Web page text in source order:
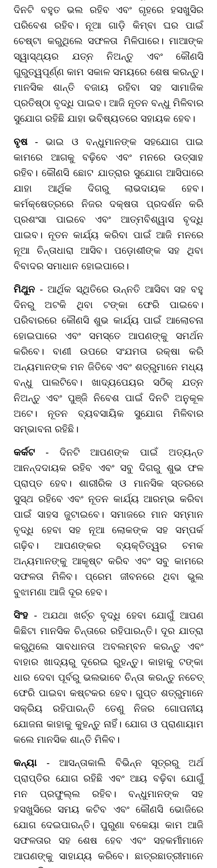
ଦିନଟି ବହୁତ ଭଲ ରହିବ ଏବଂ ଗୃହରେ ହସଖୁସିର
ପରିବେଶ ରହିବ। ନୂଆ ଗାଡ଼ି କିମ୍ବା ଘର ପାଇଁ
ଚେଷ୍ଟା କରୁଥିଲେ ସଫଳତା ମିଳିପାରେ। ମାଆଙ୍କ
ସ୍ୱାସ୍ଥ୍ୟର ଯତ୍ନ ନିଅନ୍ତୁ ଏବଂ କୌଣସି
ଗୁରୁତ୍ୱପୂର୍ଣ୍ଣ କାମ ସକାଳ ସମୟରେ ଶେଷ କରନ୍ତୁ।
ମାନସିକ ଶାନ୍ତି ବଜାୟ ରହିବା ସହ ସାମାଜିକ
ପ୍ରତିଷ୍ଠା ବୃଦ୍ଧି ପାଇବ। ଆଜି ନୂତନ ବନ୍ଧୁ ମିଳିବାର
ସୁଯୋଗ ରହିଛି ଯାହା ଭବିଷ୍ୟତରେ ସହାୟକ ହେବ।
ବୃଷ - ଭାଇ ଓ ବନ୍ଧୁମାନଙ୍କ ସହଯୋଗ ପାଇ
କାମରେ ଆଗକୁ ବଢ଼ିବେ ଏବଂ ମନରେ ଉତ୍ସାହ
ରହିବ। କୌଣସି ଛୋଟ ଯାତ୍ରାର ସୁଯୋଗ ଆସିପାରେ
ଯାହା ଆର୍ଥିକ ଦିଗରୁ ଲାଭଦାୟକ ହେବ।
କର୍ମକ୍ଷେତ୍ରରେ ନିଜର ଦକ୍ଷତା ପ୍ରଦର୍ଶନ କରି
ପ୍ରଶଂସା ପାଇବେ ଏବଂ ଆତ୍ମବିଶ୍ୱାସ ବୃଦ୍ଧି
ପାଇବ। ନୂତନ କାର୍ଯ୍ୟ କରିବା ପାଇଁ ଆଜି ମନରେ
ନୂଆ ଚିନ୍ତାଧାରା ଆସିବ। ପଡ଼ୋଶୀଙ୍କ ସହ ଥିବା
ବିବାଦର ସମାଧାନ ହୋଇପାରେ।
ମିଥୁନ - ଆର୍ଥିକ ସ୍ଥିତିରେ ଉନ୍ନତି ଆସିବା ସହ ବହୁ
ଦିନରୁ ଅଟକି ଥିବା ଟଙ୍କା ଫେରି ପାଇବେ।
ପରିବାରରେ କୌଣସି ଶୁଭ କାର୍ଯ୍ୟ ପାଇଁ ଆଲୋଚନା
ହୋଇପାରେ ଏବଂ ସମସ୍ତେ ଆପଣଙ୍କୁ ସମର୍ଥନ
କରିବେ। ବାଣୀ ଉପରେ ସଂଯମତା ରକ୍ଷା କରି
ଅନ୍ୟମାନଙ୍କ ମନ ଜିତିବେ ଏବଂ ଶତ୍ରୁମାନେ ମଧ୍ୟ
ବନ୍ଧୁ ପାଲଟିବେ। ଖାଦ୍ୟପେୟର ସଠିକ୍ ଯତ୍ନ
ନିଅନ୍ତୁ ଏବଂ ପୁଞ୍ଜି ନିବେଶ ପାଇଁ ଦିନଟି ଅନୁକୂଳ
ଅଟେ। ନୂତନ ବ୍ୟବସାୟିକ ସୁଯୋଗ ମିଳିବାର
ସମ୍ଭାବନା ରହିଛି।
କର୍କଟ - ଦିନଟି ଆପଣଙ୍କ ପାଇଁ ଅତ୍ୟନ୍ତ
ଆନନ୍ଦଦାୟକ ରହିବ ଏବଂ ସବୁ ଦିଗରୁ ଶୁଭ ଫଳ
ପ୍ରାପ୍ତ ହେବ। ଶାରୀରିକ ଓ ମାନସିକ ସ୍ତରରେ
ସୁସ୍ଥ ରହିବେ ଏବଂ ନୂତନ କାର୍ଯ୍ୟ ଆରମ୍ଭ କରିବା
ପାଇଁ ସାହସ ଜୁଟାଇବେ। ସମାଜରେ ମାନ ସମ୍ମାନ
ବୃଦ୍ଧି ହେବା ସହ ନୂଆ ଲୋକଙ୍କ ସହ ସମ୍ପର୍କ
ଗଢ଼ିବ। ଆପଣଙ୍କର ବ୍ୟକ୍ତିତ୍ୱର ଚମକ
ଅନ୍ୟମାନଙ୍କୁ ଆକୃଷ୍ଟ କରିବ ଏବଂ ସବୁ କାମରେ
ସଫଳତା ମିଳିବ। ପ୍ରେମ ଜୀବନରେ ଥିବା ଭୁଲ
ବୁଝାମଣା ଆଜି ଦୂର ହେବ।
ସିଂହ - ଅଯଥା ଖର୍ଚ୍ଚ ବୃଦ୍ଧି ହେବା ଯୋଗୁଁ ଆପଣ
କିଛିଟା ମାନସିକ ଚିନ୍ତାରେ ରହିପାରନ୍ତି। ଦୂର ଯାତ୍ରା
କରୁଥିଲେ ସାବଧାନତା ଅବଲମ୍ବନ କରନ୍ତୁ ଏବଂ
ବାହାର ଖାଦ୍ୟରୁ ଦୂରେଇ ରୁହନ୍ତୁ। କାହାକୁ ଟଙ୍କା
ଧାର ଦେବା ପୂର୍ବରୁ ଭଲଭାବେ ଚିନ୍ତା କରନ୍ତୁ ନଚେତ୍
ଫେରି ପାଇବା କଷ୍ଟକର ହେବ। ଗୁପ୍ତ ଶତ୍ରୁମାନେ
ସକ୍ରିୟ ରହିପାରନ୍ତି ତେଣୁ ନିଜର ଗୋପନୀୟ
ଯୋଜନା କାହାକୁ କୁହନ୍ତୁ ନାହିଁ। ଯୋଗ ଓ ପ୍ରାଣାୟାମ
କଲେ ମାନସିକ ଶାନ୍ତି ମିଳିବ।
କନ୍ୟା - ଆସନ୍ତାକାଲି ବିଭିନ୍ନ ସୂତ୍ରରୁ ଅର୍ଥ
ପ୍ରାପ୍ତିର ଯୋଗ ରହିଛି ଏବଂ ଆୟ ବଢ଼ିବା ଯୋଗୁଁ
ମନ ପ୍ରଫୁଲ୍ଲ ରହିବ। ବନ୍ଧୁମାନଙ୍କ ସହ
ହସଖୁସିରେ ସମୟ କଟିବ ଏବଂ କୌଣସି ଭୋଜିରେ
ଯୋଗ ଦେଇପାରନ୍ତି। ପୁରୁଣା ବକେୟା କାମ ଆଜି
ସଫଳତାର ସହ ଶେଷ ହେବ ଏବଂ ସହକର୍ମୀମାନେ
ଆପଣଙ୍କୁ ସାହାଯ୍ୟ କରିବେ। ଛାତ୍ରଛାତ୍ରୀମାନେ